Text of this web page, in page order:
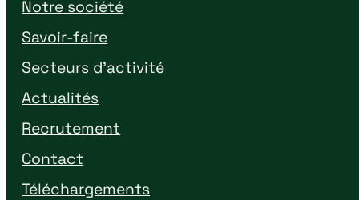
Notre société
Savoir-faire
Secteurs d’activité
Actualités
Recrutement
Contact
Téléchargements